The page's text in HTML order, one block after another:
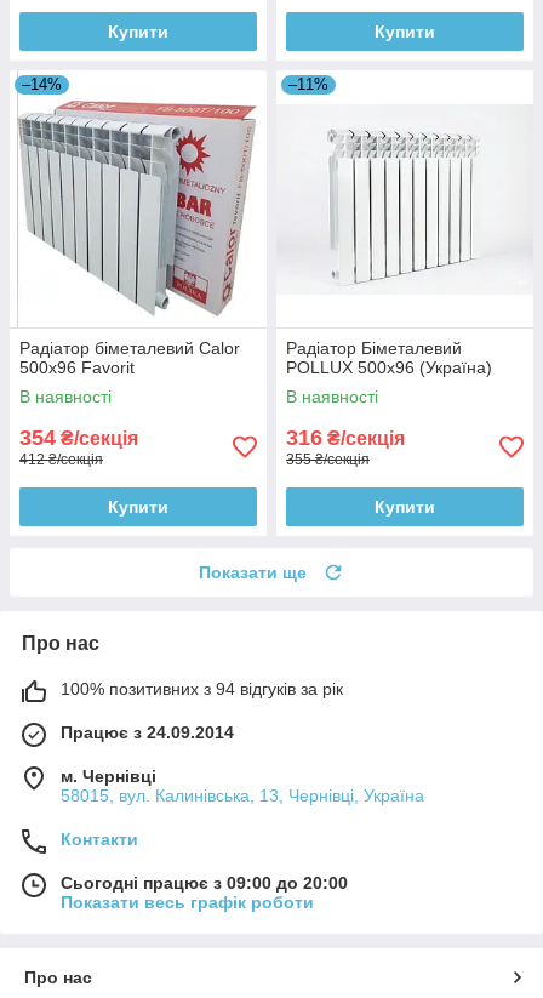
Купити Купити
–14%
Радіатор біметалевий Calor
500x96 Favorit
В наявності
354 ₴/секція
412 ₴/секція
Купити
–11%
Радіатор Біметалевий
POLLUX 500x96 (Україна)
В наявності
316 ₴/секція
355 ₴/секція
Купити
Показати ще
Про нас
100% позитивних з 94 відгуків за рік
Працює з 24.09.2014
м. Чернівці
58015, вул. Калинівська, 13, Чернівці, Україна
Контакти
Сьогодні працює з 09:00 до 20:00
Показати весь графік роботи
Про нас